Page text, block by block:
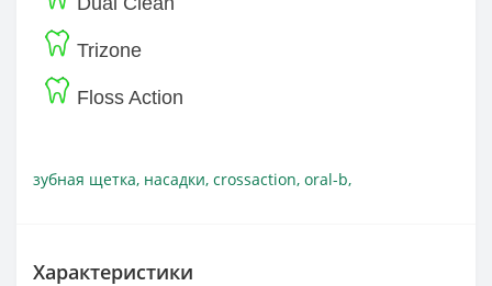
Trizone
Floss Action
зубная щетка, насадки, crossaction, oral-b,
Характеристики